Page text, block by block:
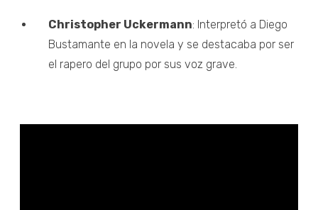
Christopher Uckermann: Interpretó a Diego
Bustamante en la novela y se destacaba por ser
el rapero del grupo por sus voz grave.